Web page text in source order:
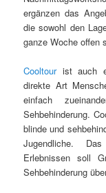
ergänzen das
die sowohl den
ganze Woche offen
Cooltourist auch
direkte Art
einfach
Sehbehinderung.
blinde und
Jugendliche. Das
Erlebnissen soll
Sehbehinderung